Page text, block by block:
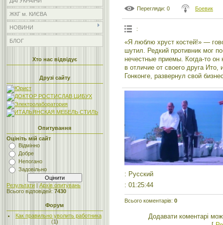
ЖКГ м. КИЄВА
НОВИНИ
БЛОГ
Хто нас відвідує
Друзі сайту
Опитування
Оцініть мій сайт
Відмінно
Добре
Непогано
Задовільно
Результати | Архів опитувань
Всього відповідей: 7430
Форум
Как правильно уволить работника
(1)
Перегляди: 0 Боевик
:
«Я люблю хруст костей!» —
шутил. Редкий противник мог
нечестные приемы. Когда-то
в отличие от своего друга Ито,
Гонконге, развернул свой
: Русский
: 01:25:44
Всього коментарів: 0
Додавати коментарі